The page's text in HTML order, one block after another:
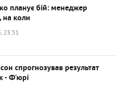
планує бій: менеджер
на коли
23:51
спрогнозував результат
- Ф'юрі